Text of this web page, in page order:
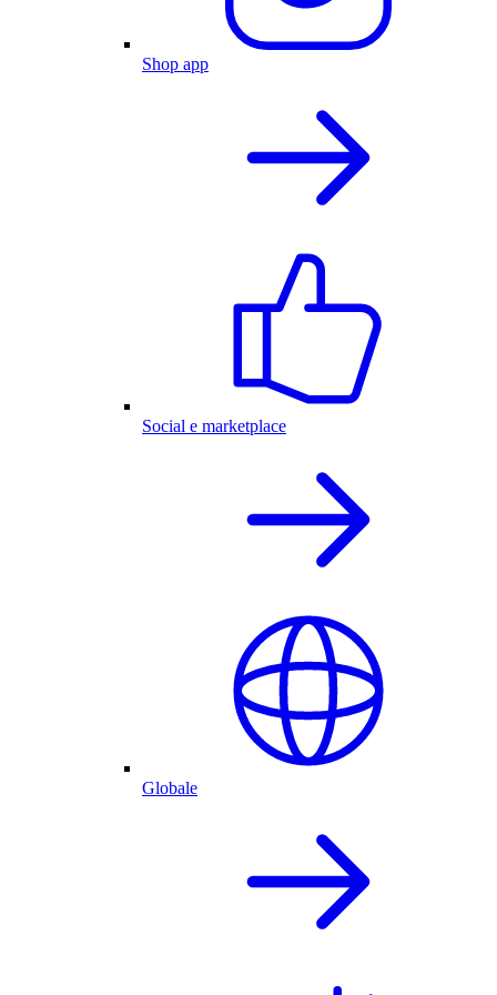
Shop app
Social e marketplace
Globale